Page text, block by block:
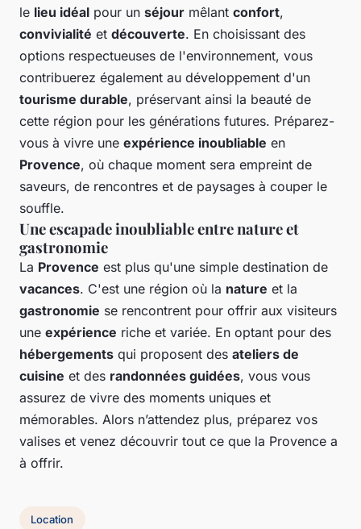
le lieu idéal pour un séjour mêlant confort,
convivialité et découverte. En choisissant des
options respectueuses de l'environnement, vous
contribuerez également au développement d'un
tourisme durable, préservant ainsi la beauté de
cette région pour les générations futures. Préparez-
vous à vivre une expérience inoubliable en
Provence, où chaque moment sera empreint de
saveurs, de rencontres et de paysages à couper le
souffle.
Une escapade inoubliable entre nature et
gastronomie
La Provence est plus qu'une simple destination de
vacances. C'est une région où la nature et la
gastronomie se rencontrent pour offrir aux visiteurs
une expérience riche et variée. En optant pour des
hébergements qui proposent des ateliers de
cuisine et des randonnées guidées, vous vous
assurez de vivre des moments uniques et
mémorables. Alors n’attendez plus, préparez vos
valises et venez découvrir tout ce que la Provence a
à offrir.
Location